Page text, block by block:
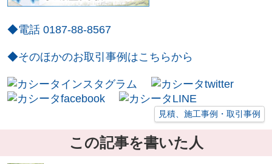
◆電話 0187-88-8567
◆そのほかのお取引事例はこちらから
見積、施工事例・取引事例
この記事を書いた人